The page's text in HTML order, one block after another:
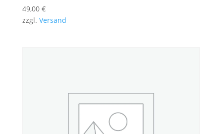
49,00 €
zzgl. Versand